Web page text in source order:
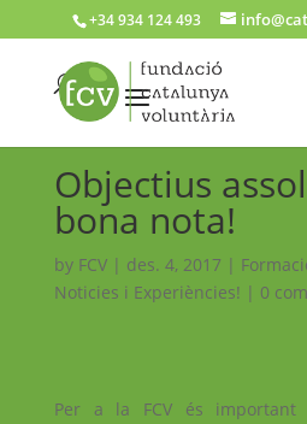
+34 934 124 493
Objectius
bona nota!
by FCV| des. 4, 2017 |
Noticies i Experiències! | 0
Per a la FCV és